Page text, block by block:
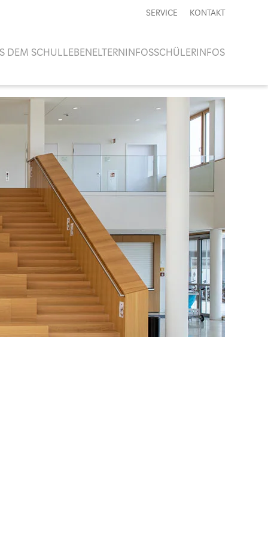
SERVICE KONTAKT
DEM SCHULLEBENELTERNINFOSSCHÜLERINFOS